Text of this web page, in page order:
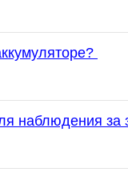
наблюдения за